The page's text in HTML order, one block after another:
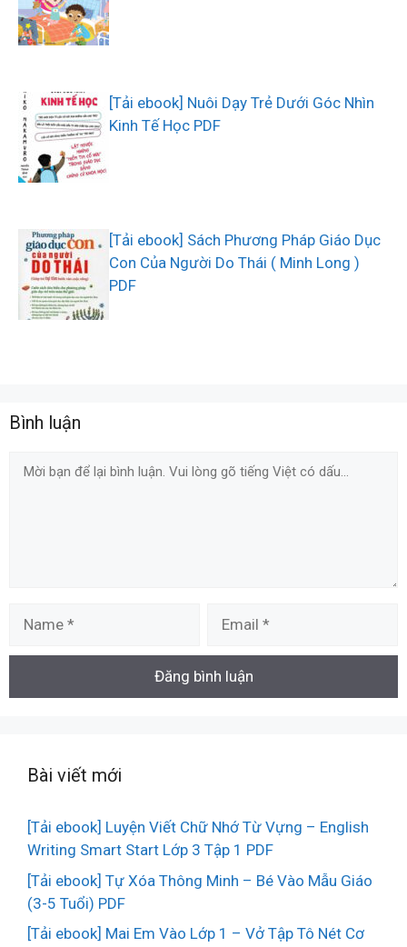
[Tải ebook] Nuôi Dạy Trẻ Dưới Góc Nhìn
Kinh Tế Học PDF
[Tải ebook] Sách Phương Pháp Giáo Dục
Con Của Người Do Thái ( Minh Long )
PDF
Bình luận
Comment
Bài viết mới
[Tải ebook] Luyện Viết Chữ Nhớ Từ Vựng – English
Writing Smart Start Lớp 3 Tập 1 PDF
[Tải ebook] Tự Xóa Thông Minh – Bé Vào Mẫu Giáo
(3-5 Tuổi) PDF
[Tải ebook] Mai Em Vào Lớp 1 – Vở Tập Tô Nét Cơ